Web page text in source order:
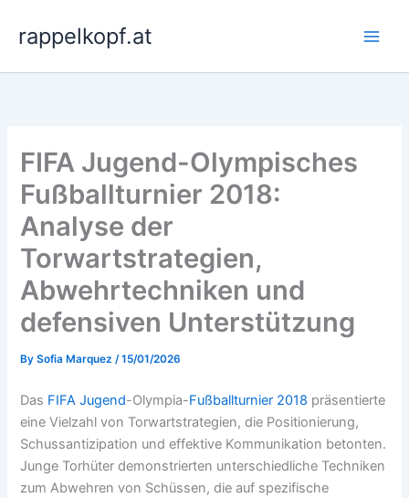
content
rappelkopf.at
FIFA Jugend-Olympisches
Fußballturnier 2018:
Analyse der
Torwartstrategien,
Abwehrtechniken und
defensiven Unterstützung
BySofia Marquez/15/01/2026
Das FIFA Jugend-Olympia-Fußballturnier 2018 präsentierte
eine Vielzahl von Torwartstrategien, die Positionierung,
Schussantizipation und effektive Kommunikation betonten.
Junge Torhüter demonstrierten unterschiedliche Techniken
zum Abwehren von Schüssen, die auf spezifische